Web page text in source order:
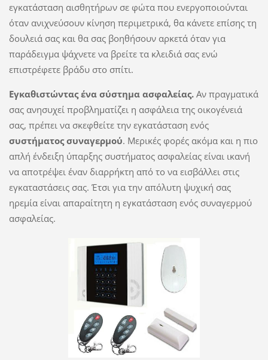
εγκατάσταση αισθητήρων σε φώτα που ενεργοποιούνται
όταν ανιχνεύσουν κίνηση περιμετρικά, θα κάνετε επίσης τη
δουλειά σας και θα σας βοηθήσουν αρκετά όταν για
παράδειγμα ψάχνετε να βρείτε τα κλειδιά σας ενώ
επιστρέφετε βράδυ στο σπίτι.
Εγκαθιστώντας ένα σύστημα ασφαλείας.Αν πραγματικά
σας ανησυχεί προβληματίζει η ασφάλεια της οικογένειά
σας, πρέπει να σκεφθείτε την εγκατάσταση ενός
συστήματος συναγερμού. Μερικές φορές ακόμα και η πιο
απλή ένδειξη ύπαρξης συστήματος ασφαλείας είναι ικανή
να αποτρέψει έναν διαρρήκτη από το να εισβάλλει στις
εγκαταστάσεις σας. Έτσι για την απόλυτη ψυχική σας
ηρεμία είναι απαραίτητη η εγκατάσταση ενός συναγερμού
ασφαλείας.